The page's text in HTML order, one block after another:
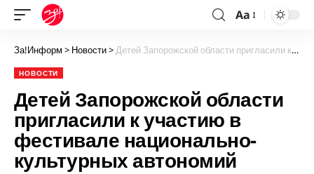
Aa
За!Информ > Новости>Детей Запорожской области пригласили к участию в фестивале национально-культурных автономий
НОВОСТИ
Детей Запорожской области
пригласили к участию в
фестивале национально-
культурных автономий